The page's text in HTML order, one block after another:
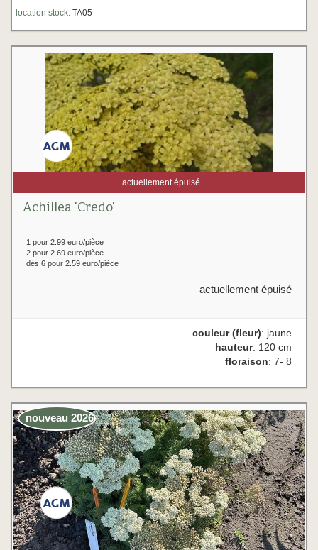
location stock: TA05
actuellement épuisé
Achillea 'Credo'
1 pour 2.99 euro/pièce
2 pour 2.69 euro/pièce
dès 6 pour 2.59 euro/pièce
actuellement épuisé
couleur (fleur): jaune
hauteur: 120 cm
floraison: 7- 8
nouveau 2026